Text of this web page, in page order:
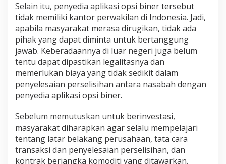
Selain itu, penyedia aplikasi opsi biner tersebut
tidak memiliki kantor perwakilan di Indonesia. Jadi,
apabila masyarakat merasa dirugikan, tidak ada
pihak yang dapat diminta untuk bertanggung
jawab. Keberadaannya di luar negeri juga belum
tentu dapat dipastikan legalitasnya dan
memerlukan biaya yang tidak sedikit dalam
penyelesaian perselisihan antara nasabah dengan
penyedia aplikasi opsi biner.
Sebelum memutuskan untuk berinvestasi,
masyarakat diharapkan agar selalu mempelajari
tentang latar belakang perusahaan, tata cara
transaksi dan penyelesaian perselisihan, dan
kontrak berjangka komoditi yang ditawarkan.